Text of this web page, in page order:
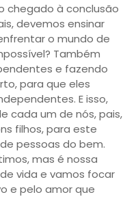
chegado à conclusão
devemos ensinar
o mundo de
Também
e fazendo
para que eles
E isso,
cada um de nós, pais,
filhos, para este
pessoas do bem.
mas é nossa
vida e vamos focar
e pelo amor que